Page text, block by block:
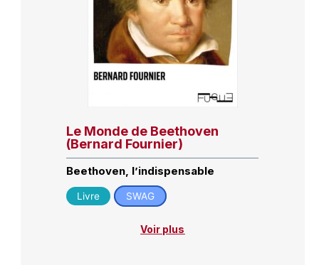
Le Monde de Beethoven
(Bernard Fournier)
Beethoven, l’indispensable
Livre SWAG
Voir plus